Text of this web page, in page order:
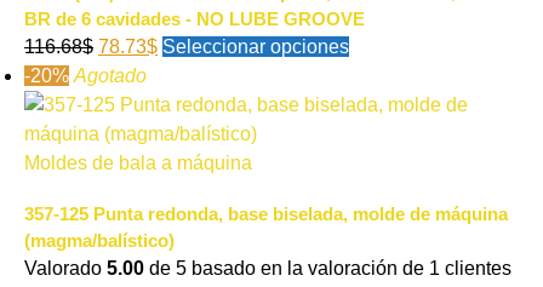
BR de 6 cavidades - NO LUBE GROOVE
116.68$ 78.73$ Seleccionar opciones
-20% Agotado
Moldes de bala a máquina
357-125 Punta redonda, base biselada, molde de máquina
(magma/balístico)
Valorado 5.00 de 5 basado en la valoración de 1 clientes